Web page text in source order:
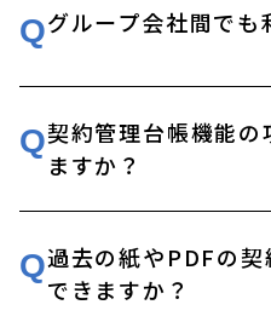
Qグループ会社間でも
Q契約管理台帳機能
ますか？
Q過去の紙やPDFの
できますか？